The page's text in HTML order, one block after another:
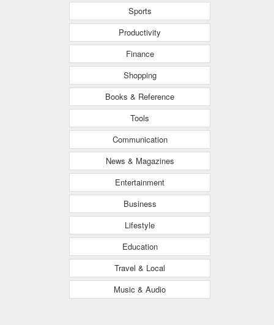
Sports
Productivity
Finance
Shopping
Books & Reference
Tools
Communication
News & Magazines
Entertainment
Business
Lifestyle
Education
Travel & Local
Music & Audio